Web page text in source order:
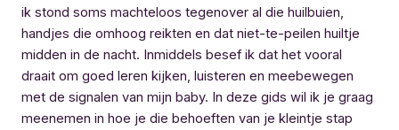
ik stond soms machteloos tegenover al die huilbuien,
handjes die omhoog reikten en dat niet-te-peilen huiltje
midden in de nacht. Inmiddels besef ik dat het vooral
draait om goed leren kijken, luisteren en meebewegen
met de signalen van mijn baby. In deze gids wil ik je graag
meenemen in hoe je die behoeften van je kleintje stap